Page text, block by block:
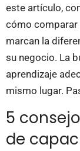
este artículo,
cómo comparar
marcan la
su negocio. La
aprendizaje
mismo lugar.
5
de